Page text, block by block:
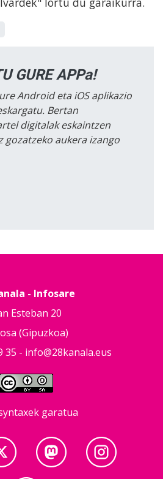
GURE APPa!
Android eta iOS aplikazio
Bertan
digitalak eskaintzen
gozatzeko aukera izango
- Infosare
Esteban 20
(Gipuzkoa)
35 - info@28kanala.eus
garatua